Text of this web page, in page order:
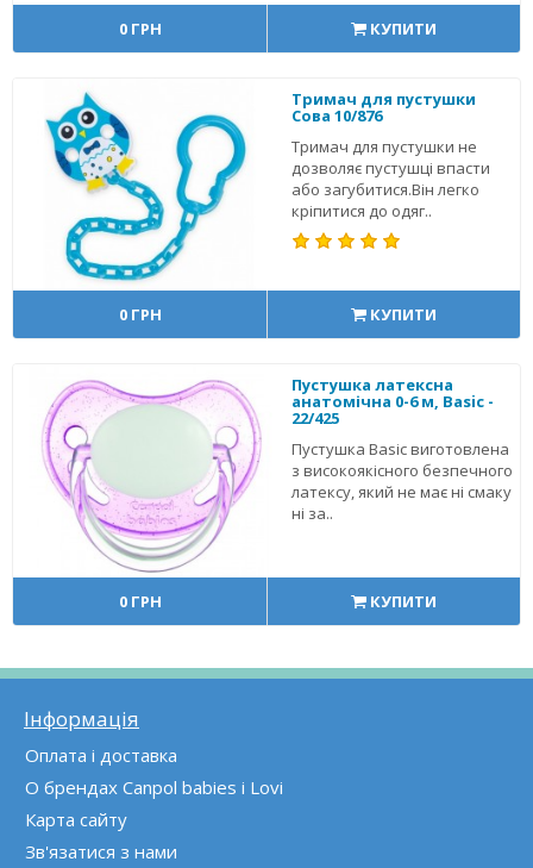
0 ГРН КУПИТИ
Тримач для пустушки
Сова 10/876
Тримач для пустушки не
дозволяє пустушці впасти
або загубитися.Він легко
кріпитися до одяг..
0 ГРН КУПИТИ
Пустушка латексна
анатомічна 0-6 м, Basic -
22/425
Пустушка Basic виготовлена
з високоякісного безпечного
латексу, який не має ні смаку
ні за..
0 ГРН КУПИТИ
Інформація
Оплата і доставка
О брендах Canpol babies і Lovi
Карта сайту
Зв'язатися з нами